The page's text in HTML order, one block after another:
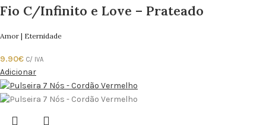
Fio C/Infinito e Love – Prateado
Amor | Eternidade
9.90€ C/ IVA
Adicionar